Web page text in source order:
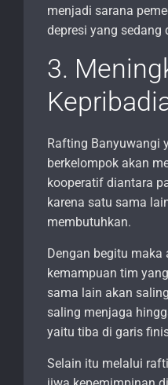
menjadi sarana
depresi yang sedang
3.
Rafting Banyuwangi
berkelompok akan
kooperatif diantara
karena satu sama
membutuhkan.
Dengan begitu maka
kemampuan tim
sama lain akan
saling menjaga
yaitu tiba di garis
Selain itu melalui